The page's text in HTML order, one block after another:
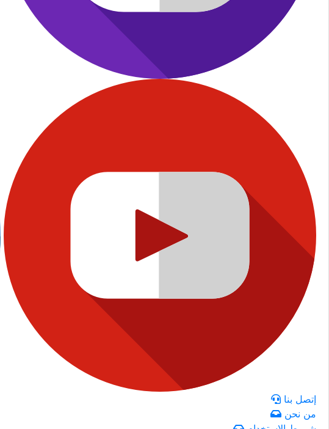
إتصل بنا
من نحن